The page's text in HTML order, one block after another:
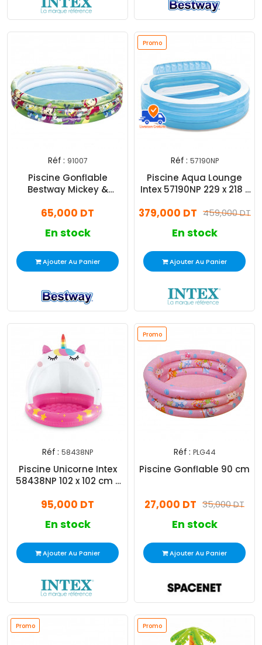
Réf : 91007
Piscine Gonflable
Bestway Mickey &
65,000 DT
En stock
Ajouter Au Panier
Promo
Réf : 57190NP
Piscine Aqua Lounge
Intex 57190NP 229 x 218 x
459,000 DT
379,000 DT
En stock
Ajouter Au Panier
Réf : 58438NP
Piscine Unicorne Intex
58438NP 102 x 102 cm -
95,000 DT
En stock
Ajouter Au Panier
Promo
Réf : PLG44
Piscine Gonflable 90 cm
35,000 DT
27,000 DT
En stock
Ajouter Au Panier
Promo Promo